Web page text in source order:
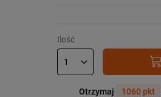
Ilość
Otrzymaj 1060 pkt